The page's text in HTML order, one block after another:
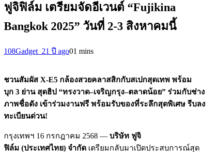
ฟูจิฟิล์ม เตรียมจัดอีเวนต์ “Fujikina
Bangkok 2025” วันที่ 2-3 สิงหาคมนี้
108Gadget_21 ปี ago01 mins
ชวนสัมผัส X-E5 กล้องสวยคลาสสิกกับสเปกสุดเทพ พร้อม
บุก 3 ย่าน สุดฮิป “ทรงวาด–เจริญกรุง–ตลาดน้อย” ร่วมกับช่าง
ภาพชื่อดัง เข้าร่วมงานฟรี พร้อมรับของที่ระลึกสุดพิเศษ รีบลง
ทะเบียนด่วน!
กรุงเทพฯ 16 กรกฎาคม 2568 — บริษัท ฟูจิ
ฟิล์ม (ประเทศไทย) จำกัด เตรียมกลับมาเปิดประสบการณ์สุด